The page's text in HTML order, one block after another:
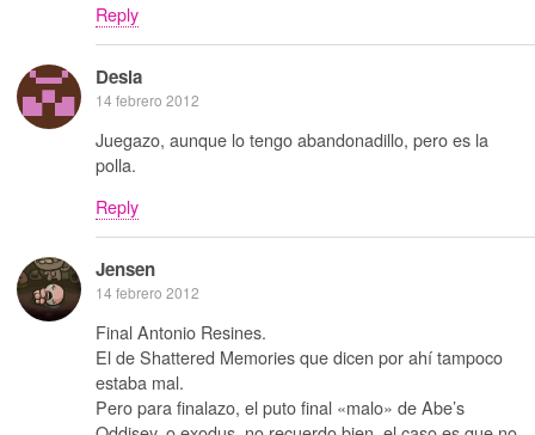
Reply
Desia
14 febrero 2012
Juegazo, aunque lo tengo abandonadillo, pero es la
polla.
Reply
Jensen
14 febrero 2012
Final Antonio Resines.
El de Shattered Memories que dicen por ahí tampoco
estaba mal.
Pero para finalazo, el puto final «malo» de Abe’s